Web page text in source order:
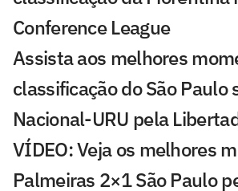
Conference League
Assista aos melhores
classificação do São Paulo
Nacional-URU pela
VÍDEO: Veja os melhores
Palmeiras 2×1 São Paulo